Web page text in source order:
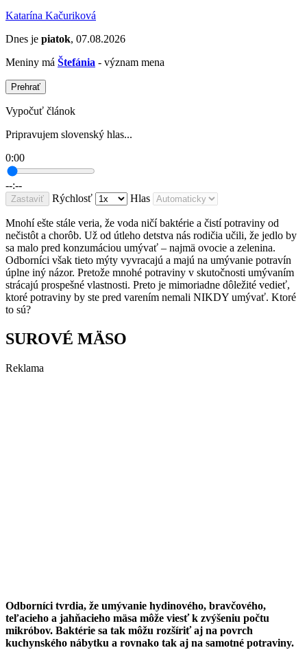
Katarína Kačuriková
Dnes je piatok, 07.08.2026
Meniny má Štefánia - význam mena
Prehrať
Vypočuť článok
Pripravujem slovenský hlas...
0:00
--:--
Zastaviť Rýchlosť Hlas
Mnohí ešte stále veria, že voda ničí baktérie a čistí potraviny od
nečistôt a chorôb. Už od útleho detstva nás rodičia učili, že jedlo by
sa malo pred konzumáciou umývať – najmä ovocie a zelenina.
Odborníci však tieto mýty vyvracajú a majú na umývanie potravín
úplne iný názor. Pretože mnohé potraviny v skutočnosti umývaním
strácajú prospešné vlastnosti. Preto je mimoriadne dôležité vedieť,
ktoré potraviny by ste pred varením nemali NIKDY umývať. Ktoré
to sú?
SUROVÉ MÄSO
Reklama
Odborníci tvrdia, že umývanie hydinového, bravčového,
teľacieho a jahňacieho mäsa môže viesť k zvýšeniu počtu
mikróbov. Baktérie sa tak môžu rozšíriť aj na povrch
kuchynského nábytku a rovnako tak aj na samotné potraviny.